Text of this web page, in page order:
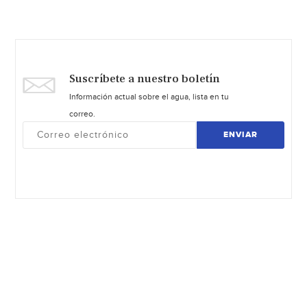
Suscríbete a nuestro boletín
Información actual sobre el agua, lista en tu
correo.
ENVIAR